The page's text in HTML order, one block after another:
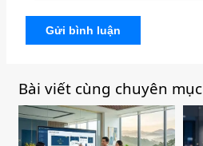
Gửi bình luận
Bài viết cùng chuyên mục